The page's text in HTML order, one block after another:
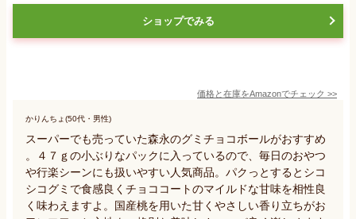
ショップでみる
価格と在庫をAmazonでチェック >>
かりんちょ(50代・男性)
スーパーでも売っていた森永のグミチョコボールがおすすめ
。４７ｇの小ぶりなパックに入っているので、毎日のおやつ
や行楽シーンにも扱いやすい人気商品。パクっとするとシコ
シコグミで食感良くチョココートのマイルドな甘味を相性良
く味わえますよ。国産桃を用いた甘くやさしい香り立ちがお